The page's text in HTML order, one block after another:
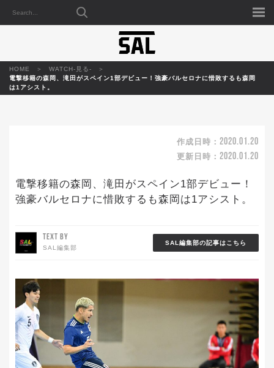
HOME
WATCH-見る-
電撃移籍の森岡、滝田がスペイン1部デビュー！強豪バルセロナに惜敗するも森岡
は1アシスト。
作成日時： 2020.01.20
更新日時： 2020.01.20
電撃移籍の森岡、滝田がスペイン1部デビュー！
強豪バルセロナに惜敗するも森岡は1アシスト。
TEXT BY
SAL編集部
SAL編集部の記事はこちら